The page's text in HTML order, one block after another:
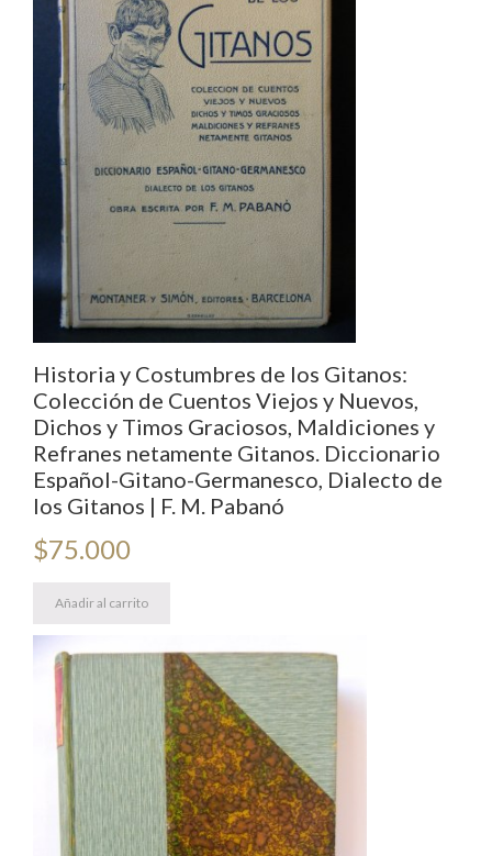
Historia y Costumbres de los Gitanos:
Colección de Cuentos Viejos y Nuevos,
Dichos y Timos Graciosos, Maldiciones y
Refranes netamente Gitanos. Diccionario
Español-Gitano-Germanesco, Dialecto de
los Gitanos | F. M. Pabanó
$75.000
Añadir al carrito